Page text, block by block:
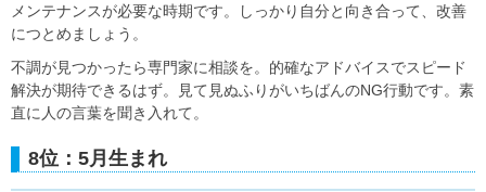
メンテナンスが必要な時期です。しっかり自分と向き合って、改善
につとめましょう。
不調が見つかったら専門家に相談を。的確なアドバイスでスピード
解決が期待できるはず。見て見ぬふりがいちばんのNG行動です。素
直に人の言葉を聞き入れて。
8位：5月生まれ